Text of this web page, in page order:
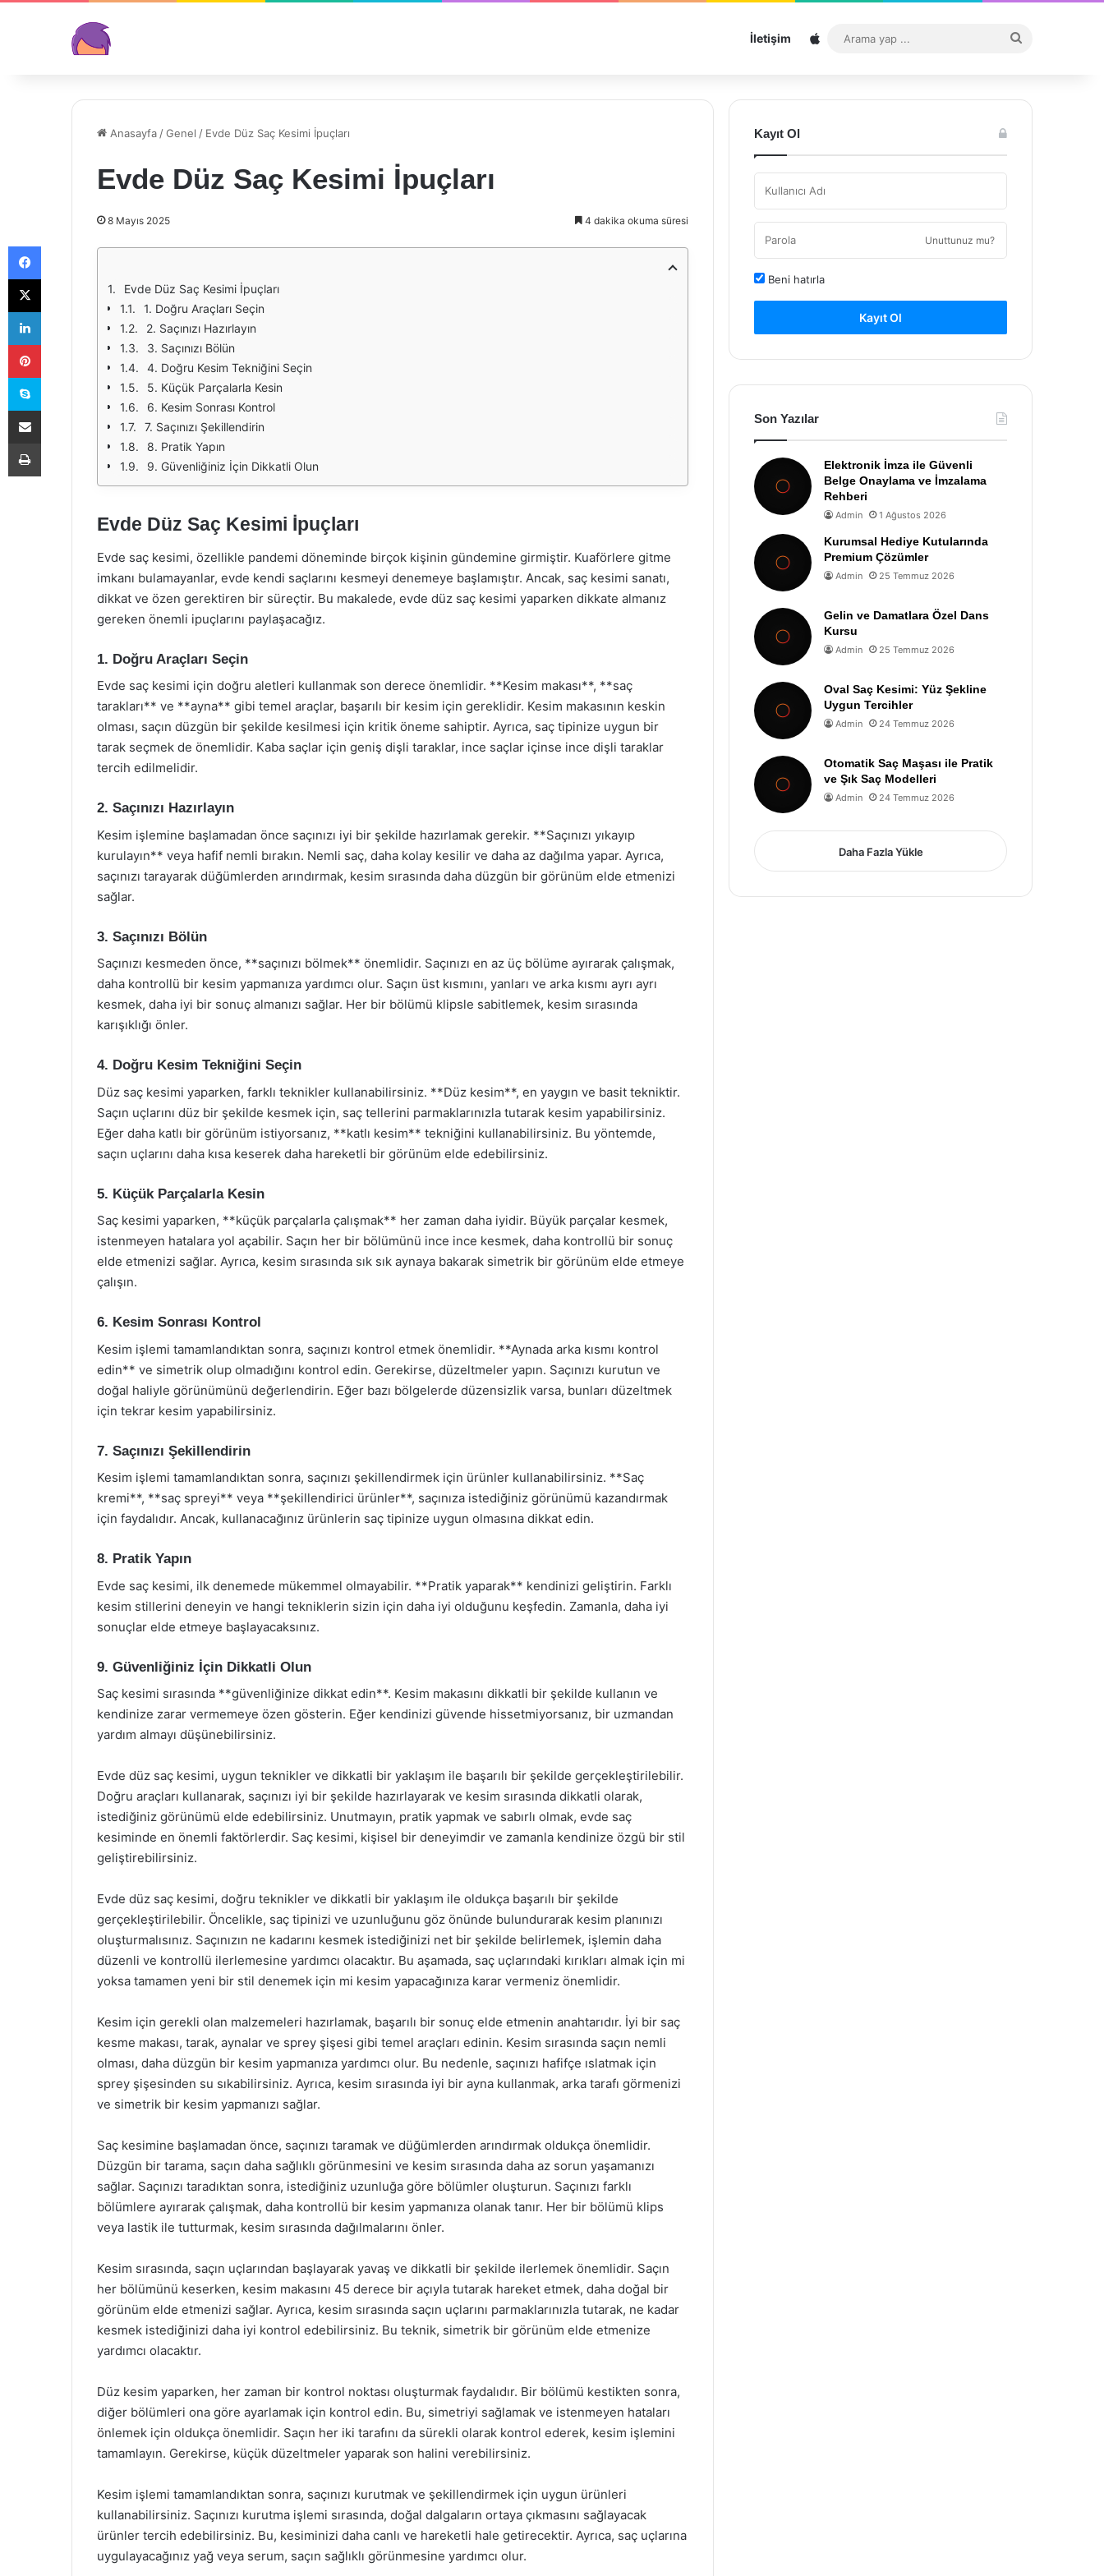
İletişim Sitemap
...
Anasayfa /Genel / Evde Düz Saç Kesimi İpuçları
Evde Düz Saç Kesimi İpuçları
8 Mayıs 2025 4 dakika okuma süresi
Evde Düz Saç Kesimi İpuçları
1. Doğru Araçları Seçin
2. Saçınızı Hazırlayın
3. Saçınızı Bölün
4. Doğru Kesim Tekniğini Seçin
5. Küçük Parçalarla Kesin
6. Kesim Sonrası Kontrol
7. Saçınızı Şekillendirin
8. Pratik Yapın
9. Güvenliğiniz İçin Dikkatli Olun
Evde Düz Saç Kesimi İpuçları
Evde saç kesimi, özellikle pandemi döneminde birçok kişinin gündemine girmiştir. Kuaförlere gitme
imkanı bulamayanlar, evde kendi saçlarını kesmeyi denemeye başlamıştır. Ancak, saç kesimi sanatı,
dikkat ve özen gerektiren bir süreçtir. Bu makalede, evde düz saç kesimi yaparken dikkate almanız
gereken önemli ipuçlarını paylaşacağız.
1. Doğru Araçları Seçin
Evde saç kesimi için doğru aletleri kullanmak son derece önemlidir. **Kesim makası**, **saç
tarakları** ve **ayna** gibi temel araçlar, başarılı bir kesim için gereklidir. Kesim makasının keskin
olması, saçın düzgün bir şekilde kesilmesi için kritik öneme sahiptir. Ayrıca, saç tipinize uygun bir
tarak seçmek de önemlidir. Kaba saçlar için geniş dişli taraklar, ince saçlar içinse ince dişli taraklar
tercih edilmelidir.
2. Saçınızı Hazırlayın
Kesim işlemine başlamadan önce saçınızı iyi bir şekilde hazırlamak gerekir. **Saçınızı yıkayıp
kurulayın** veya hafif nemli bırakın. Nemli saç, daha kolay kesilir ve daha az dağılma yapar. Ayrıca,
saçınızı tarayarak düğümlerden arındırmak, kesim sırasında daha düzgün bir görünüm elde etmenizi
sağlar.
3. Saçınızı Bölün
Saçınızı kesmeden önce, **saçınızı bölmek** önemlidir. Saçınızı en az üç bölüme ayırarak çalışmak,
daha kontrollü bir kesim yapmanıza yardımcı olur. Saçın üst kısmını, yanları ve arka kısmı ayrı ayrı
kesmek, daha iyi bir sonuç almanızı sağlar. Her bir bölümü klipsle sabitlemek, kesim sırasında
karışıklığı önler.
4. Doğru Kesim Tekniğini Seçin
Düz saç kesimi yaparken, farklı teknikler kullanabilirsiniz. **Düz kesim**, en yaygın ve basit tekniktir.
Saçın uçlarını düz bir şekilde kesmek için, saç tellerini parmaklarınızla tutarak kesim yapabilirsiniz.
Eğer daha katlı bir görünüm istiyorsanız, **katlı kesim** tekniğini kullanabilirsiniz. Bu yöntemde,
saçın uçlarını daha kısa keserek daha hareketli bir görünüm elde edebilirsiniz.
5. Küçük Parçalarla Kesin
Saç kesimi yaparken, **küçük parçalarla çalışmak** her zaman daha iyidir. Büyük parçalar kesmek,
istenmeyen hatalara yol açabilir. Saçın her bir bölümünü ince ince kesmek, daha kontrollü bir sonuç
elde etmenizi sağlar. Ayrıca, kesim sırasında sık sık aynaya bakarak simetrik bir görünüm elde etmeye
çalışın.
6. Kesim Sonrası Kontrol
Kesim işlemi tamamlandıktan sonra, saçınızı kontrol etmek önemlidir. **Aynada arka kısmı kontrol
edin** ve simetrik olup olmadığını kontrol edin. Gerekirse, düzeltmeler yapın. Saçınızı kurutun ve
doğal haliyle görünümünü değerlendirin. Eğer bazı bölgelerde düzensizlik varsa, bunları düzeltmek
için tekrar kesim yapabilirsiniz.
7. Saçınızı Şekillendirin
Kesim işlemi tamamlandıktan sonra, saçınızı şekillendirmek için ürünler kullanabilirsiniz. **Saç
kremi**, **saç spreyi** veya **şekillendirici ürünler**, saçınıza istediğiniz görünümü kazandırmak
için faydalıdır. Ancak, kullanacağınız ürünlerin saç tipinize uygun olmasına dikkat edin.
8. Pratik Yapın
Evde saç kesimi, ilk denemede mükemmel olmayabilir. **Pratik yaparak** kendinizi geliştirin. Farklı
kesim stillerini deneyin ve hangi tekniklerin sizin için daha iyi olduğunu keşfedin. Zamanla, daha iyi
sonuçlar elde etmeye başlayacaksınız.
9. Güvenliğiniz İçin Dikkatli Olun
Saç kesimi sırasında **güvenliğinize dikkat edin**. Kesim makasını dikkatli bir şekilde kullanın ve
kendinize zarar vermemeye özen gösterin. Eğer kendinizi güvende hissetmiyorsanız, bir uzmandan
yardım almayı düşünebilirsiniz.
Evde düz saç kesimi, uygun teknikler ve dikkatli bir yaklaşım ile başarılı bir şekilde gerçekleştirilebilir.
Doğru araçları kullanarak, saçınızı iyi bir şekilde hazırlayarak ve kesim sırasında dikkatli olarak,
istediğiniz görünümü elde edebilirsiniz. Unutmayın, pratik yapmak ve sabırlı olmak, evde saç
kesiminde en önemli faktörlerdir. Saç kesimi, kişisel bir deneyimdir ve zamanla kendinize özgü bir stil
geliştirebilirsiniz.
Evde düz saç kesimi, doğru teknikler ve dikkatli bir yaklaşım ile oldukça başarılı bir şekilde
gerçekleştirilebilir. Öncelikle, saç tipinizi ve uzunluğunu göz önünde bulundurarak kesim planınızı
oluşturmalısınız. Saçınızın ne kadarını kesmek istediğinizi net bir şekilde belirlemek, işlemin daha
düzenli ve kontrollü ilerlemesine yardımcı olacaktır. Bu aşamada, saç uçlarındaki kırıkları almak için mi
yoksa tamamen yeni bir stil denemek için mi kesim yapacağınıza karar vermeniz önemlidir.
Kesim için gerekli olan malzemeleri hazırlamak, başarılı bir sonuç elde etmenin anahtarıdır. İyi bir saç
kesme makası, tarak, aynalar ve sprey şişesi gibi temel araçları edinin. Kesim sırasında saçın nemli
olması, daha düzgün bir kesim yapmanıza yardımcı olur. Bu nedenle, saçınızı hafifçe ıslatmak için
sprey şişesinden su sıkabilirsiniz. Ayrıca, kesim sırasında iyi bir ayna kullanmak, arka tarafı görmenizi
ve simetrik bir kesim yapmanızı sağlar.
Saç kesimine başlamadan önce, saçınızı taramak ve düğümlerden arındırmak oldukça önemlidir.
Düzgün bir tarama, saçın daha sağlıklı görünmesini ve kesim sırasında daha az sorun yaşamanızı
sağlar. Saçınızı taradıktan sonra, istediğiniz uzunluğa göre bölümler oluşturun. Saçınızı farklı
bölümlere ayırarak çalışmak, daha kontrollü bir kesim yapmanıza olanak tanır. Her bir bölümü klips
veya lastik ile tutturmak, kesim sırasında dağılmalarını önler.
Kesim sırasında, saçın uçlarından başlayarak yavaş ve dikkatli bir şekilde ilerlemek önemlidir. Saçın
her bölümünü keserken, kesim makasını 45 derece bir açıyla tutarak hareket etmek, daha doğal bir
görünüm elde etmenizi sağlar. Ayrıca, kesim sırasında saçın uçlarını parmaklarınızla tutarak, ne kadar
kesmek istediğinizi daha iyi kontrol edebilirsiniz. Bu teknik, simetrik bir görünüm elde etmenize
yardımcı olacaktır.
Düz kesim yaparken, her zaman bir kontrol noktası oluşturmak faydalıdır. Bir bölümü kestikten sonra,
diğer bölümleri ona göre ayarlamak için kontrol edin. Bu, simetriyi sağlamak ve istenmeyen hataları
önlemek için oldukça önemlidir. Saçın her iki tarafını da sürekli olarak kontrol ederek, kesim işlemini
tamamlayın. Gerekirse, küçük düzeltmeler yaparak son halini verebilirsiniz.
Kesim işlemi tamamlandıktan sonra, saçınızı kurutmak ve şekillendirmek için uygun ürünleri
kullanabilirsiniz. Saçınızı kurutma işlemi sırasında, doğal dalgaların ortaya çıkmasını sağlayacak
ürünler tercih edebilirsiniz. Bu, kesiminizi daha canlı ve hareketli hale getirecektir. Ayrıca, saç uçlarına
uygulayacağınız yağ veya serum, saçın sağlıklı görünmesine yardımcı olur.
Kayıt Ol
Unuttunuz mu?
Beni hatırla
Kayıt Ol
Son Yazılar
Elektronik İmza ile Güvenli
Belge Onaylama ve İmzalama
Rehberi
Admin 1 Ağustos 2026
Kurumsal Hediye Kutularında
Premium Çözümler
Admin 25 Temmuz 2026
Gelin ve Damatlara Özel Dans
Kursu
Admin 25 Temmuz 2026
Oval Saç Kesimi: Yüz Şekline
Uygun Tercihler
Admin 24 Temmuz 2026
Otomatik Saç Maşası ile Pratik
ve Şık Saç Modelleri
Admin 24 Temmuz 2026
Daha Fazla Yükle
Facebook
X
LinkedIn
Pinterest
Skype
E-Posta ile paylaş